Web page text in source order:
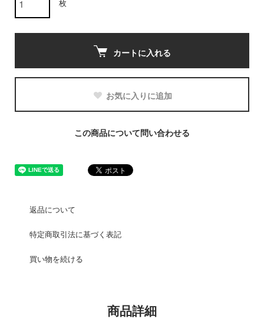
枚
カートに入れる
お気に入りに追加
この商品について問い合わせる
返品について
特定商取引法に基づく表記
買い物を続ける
商品詳細